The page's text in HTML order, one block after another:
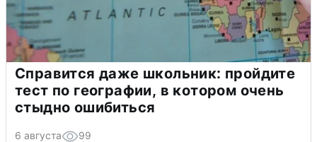
Справится даже школьник: пройдите
тест по географии, в котором очень
стыдно ошибиться
6 августа 99